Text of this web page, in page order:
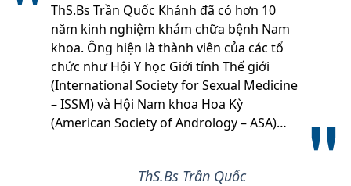
ThS.Bs Trần Quốc Khánh đã có hơn 10
năm kinh nghiệm khám chữa bệnh Nam
khoa. Ông hiện là thành viên của các tổ
chức như Hội Y học Giới tính Thế giới
(International Society for Sexual Medicine
– ISSM) và Hội Nam khoa Hoa Kỳ
(American Society of Andrology – ASA)…
ThS.Bs Trần Quốc